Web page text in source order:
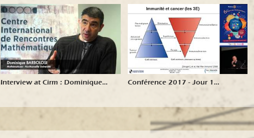
Interview at Cirm : Dominique
Conférence 2017 - Jour 1